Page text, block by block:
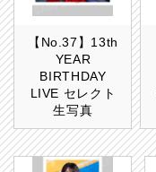
【No.37】13th
YEAR
BIRTHDAY
LIVE セレクト
生写真